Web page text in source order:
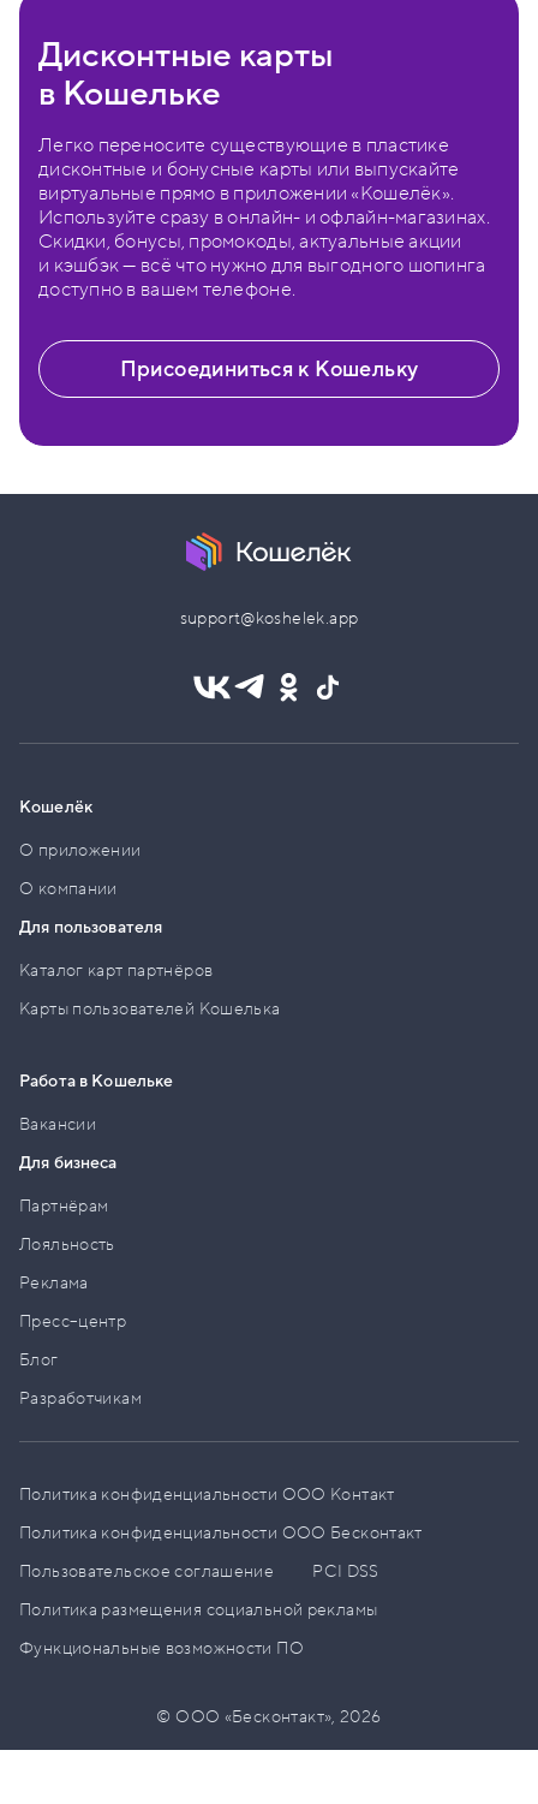
Дисконтные карты
в Кошельке
Легко переносите существующие в пластике
дисконтные и бонусные карты или выпускайте
виртуальные прямо в приложении «Кошелёк».
Используйте сразу в онлайн- и офлайн-магазинах.
Скидки, бонусы, промокоды, актуальные акции
и кэшбэк — всё что нужно для выгодного шопинга
доступно в вашем телефоне.
Присоединиться к Кошельку
support@koshelek.app
Кошелёк
О приложении
О компании
Для пользователя
Каталог карт партнёров
Карты пользователей Кошелька
Работа в Кошельке
Вакансии
Для бизнеса
Партнёрам
Лояльность
Реклама
Пресс–центр
Блог
Разработчикам
Политика конфиденциальности ООО Контакт
Политика конфиденциальности ООО Бесконтакт
Пользовательское соглашение
PCI DSS
Политика размещения социальной рекламы
Функциональные возможности ПО
© ООО «Бесконтакт»,2026